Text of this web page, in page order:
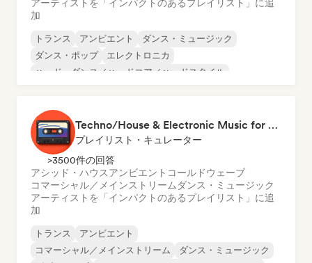
アーティストを「インパクトのあるプレイリスト」に追
加
トランス アンビエント
ダンス・ミュージック
ダンス・ポップ
エレクトロニカ
ハード・ダンス／ハードコア／ハードスタイル
Techno/House & Electronic Music for Svea Playlists
プレイリスト・キュレーター
>3500件の回答
アシッド・ハウスアンビエント コールドウェーブ
コマーシャル／メインストリーム ダンス・ミュージック
アーティストを「インパクトのあるプレイリスト」に追
加
トランス
アンビエント
コマーシャル／メインストリーム
ダンス・ミュージック